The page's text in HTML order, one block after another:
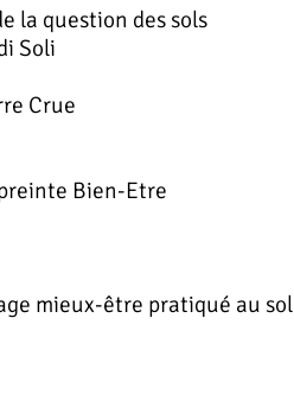
la question des sols
Soli
Crue
Bien-Etre
mieux-être pratiqué au sol